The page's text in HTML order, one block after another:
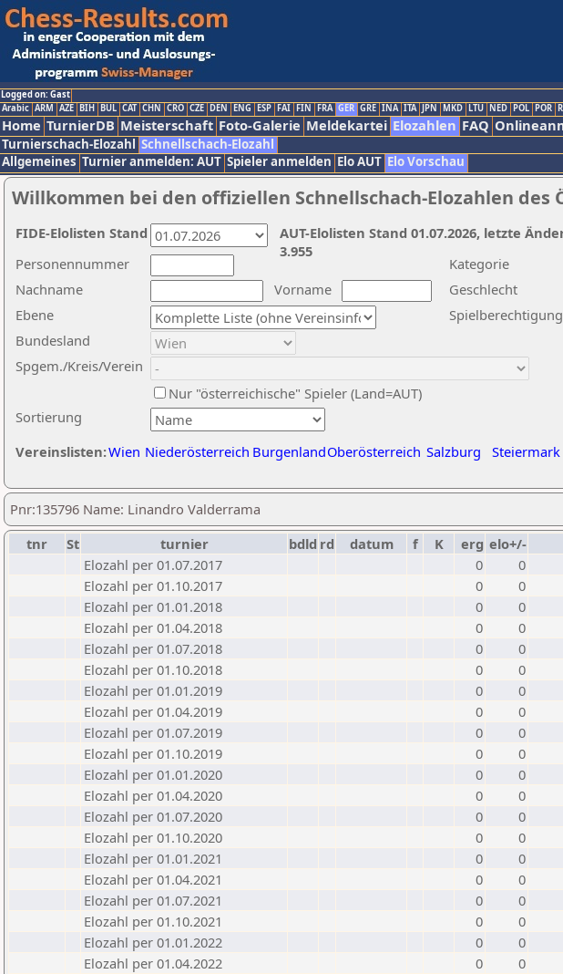
Logged on: Gast
Arabic ARM AZE BIH BUL CAT CHN CRO CZE DEN ENG ESP FAI FIN FRA GER GRE INA ITA JPN MKD LTU NED POL POR
Home TurnierDB Meisterschaft Foto-Galerie Meldekartei Elozahlen FAQ
Turnierschach-Elozahl Schnellschach-Elozahl
Allgemeines Turnier anmelden: AUT Spieler anmelden Elo AUT Elo Vorschau
Willkommen bei den offiziellen Schnellschach-Elozahlen des
Nachname
Vorname
Ebene
Kategorie
Sortierung
Personennummer
Bundesland
Spgem./Kreis/Verein
Geschlecht
Nur "österreichische" Spieler (Land=AUT)
Spielberechtigung
Vereinslisten:Wien Niederösterreich BurgenlandOberösterreich Salzburg Steiermark
AUT-Elolisten Stand 01.07.2026, letzte
3.955
FIDE-Elolisten Stand
Pnr:135796 Name: Linandro Valderrama
tnr
St turnier bdld rd datum f K erg elo+/-
Elozahl per 01.07.2017
0
0
Elozahl per 01.10.2017
0
0
Elozahl per 01.01.2018
0
0
Elozahl per 01.04.2018
0
0
Elozahl per 01.07.2018
0
0
Elozahl per 01.10.2018
0
0
Elozahl per 01.01.2019
0
0
Elozahl per 01.04.2019
0
0
Elozahl per 01.07.2019
0
0
Elozahl per 01.10.2019
0
0
Elozahl per 01.01.2020
0
0
Elozahl per 01.04.2020
0
0
Elozahl per 01.07.2020
0
0
Elozahl per 01.10.2020
0
0
Elozahl per 01.01.2021
0
0
Elozahl per 01.04.2021
0
0
Elozahl per 01.07.2021
0
0
Elozahl per 01.10.2021
0
0
Elozahl per 01.01.2022
0
0
Elozahl per 01.04.2022
0
0